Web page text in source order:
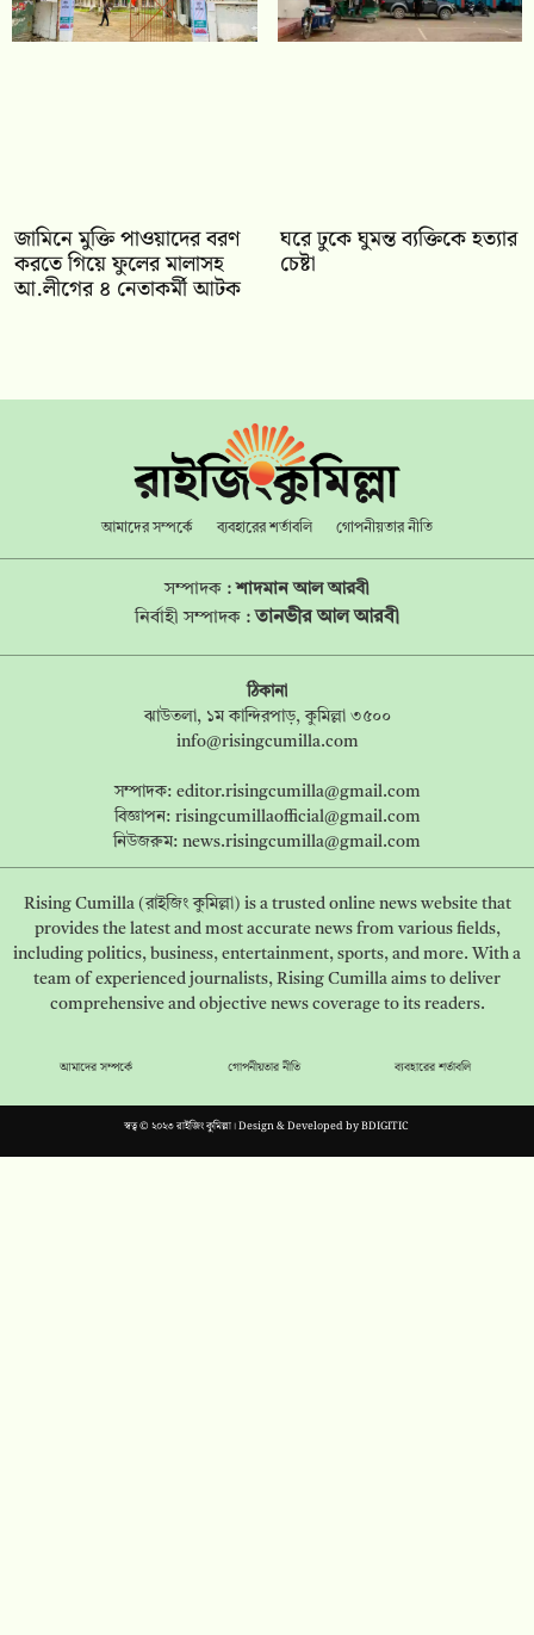
জামিনে মুক্তি পাওয়াদের বরণ
করতে গিয়ে ফুলের মালাসহ
আ.লীগের ৪ নেতাকর্মী আটক
ঘরে ঢুকে ঘুমন্ত ব্যক্তিকে হত্যার
চেষ্টা
আমাদের সম্পর্কে ব্যবহারের শর্তাবলি গোপনীয়তার নীতি
সম্পাদক :শাদমান আল আরবী
নির্বাহী সম্পাদক :তানভীর আল আরবী
ঠিকানা
ঝাউতলা, ১ম কান্দিরপাড়, কুমিল্লা ৩৫০০
info@risingcumilla.com
সম্পাদক: editor.risingcumilla@gmail.com
বিজ্ঞাপন: risingcumillaofficial@gmail.com
নিউজরুম: news.risingcumilla@gmail.com
Rising Cumilla (রাইজিং কুমিল্লা) is a trusted online news website that
provides the latest and most accurate news from various fields,
including politics, business, entertainment, sports, and more. With a
team of experienced journalists, Rising Cumilla aims to deliver
comprehensive and objective news coverage to its readers.
আমাদের সম্পর্কে গোপনীয়তার নীতি ব্যবহারের শর্তাবলি
স্বত্ব © ২০২৩ রাইজিং কুমিল্লা। Design & Developed byBDIGITIC